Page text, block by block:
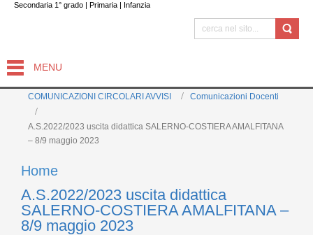
Secondaria 1° grado | Primaria | Infanzia
MENU
COMUNICAZIONI CIRCOLARI AVVISI Comunicazioni Docenti
A.S.2022/2023 uscita didattica SALERNO-COSTIERA AMALFITANA
– 8/9 maggio 2023
Home
A.S.2022/2023 uscita didattica
SALERNO-COSTIERA AMALFITANA –
8/9 maggio 2023